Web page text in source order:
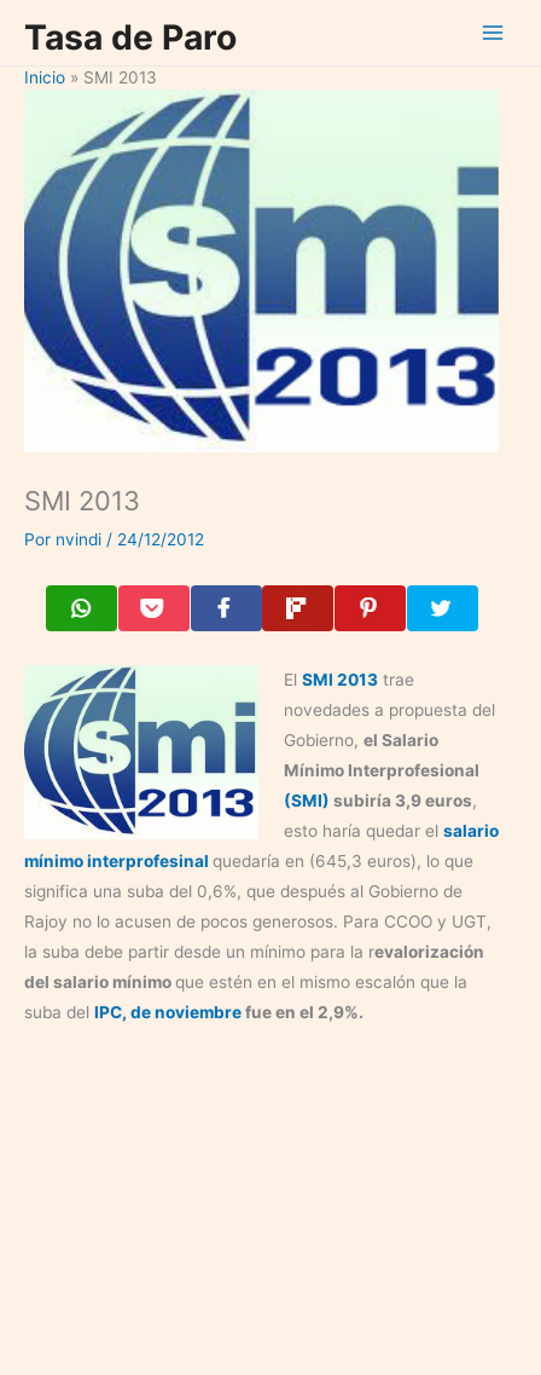
contenido
Tasa de Paro
Inicio SMI 2013
SMI 2013
Por nvindi / 24/12/2012
El SMI 2013trae
novedades a propuesta del
Gobierno, el Salario
Mínimo Interprofesional
(SMI) subiría 3,9 euros,
esto haría quedar el salario
mínimo interprofesinal quedaría en (645,3 euros), lo que
significa una suba del 0,6%, que después al Gobierno de
Rajoy no lo acusen de pocos generosos. Para CCOO y UGT,
la suba debe partir desde un mínimo para la revalorización
del salario mínimoque estén en el mismo escalón que la
suba del IPC, de noviembrefue en el 2,9%.